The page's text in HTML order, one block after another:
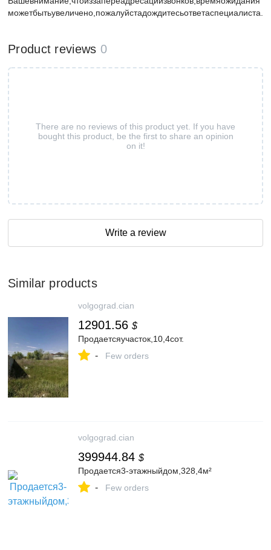
можетбытьувеличено,пожалуйстадождитесьответаспециалиста.
Product reviews 0
There are no reviews of this product yet. If you have
bought this product, be the first to share an opinion
on it!
Write a review
Similar products
volgograd.cian
12901.56 $
Продаетсяучасток,10,4сот.
- Few orders
volgograd.cian
399944.84 $
Продается3-этажныйдом,328,4м²
- Few orders